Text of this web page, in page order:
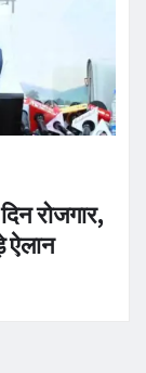
रोजगार,
ऐलान